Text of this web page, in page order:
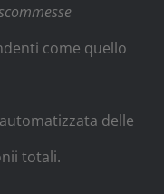
come quello
delle
totali.